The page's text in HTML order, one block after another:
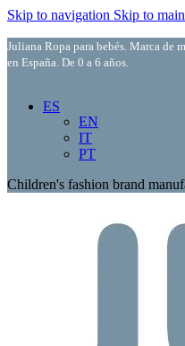
Skip to navigation Skip to
Juliana Ropa para bebés. Marca de
en España. De 0 a 6 años.
ES
EN
IT
PT
Children's fashion brand